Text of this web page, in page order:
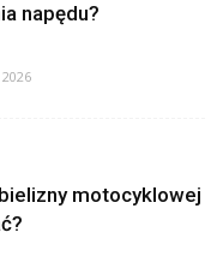
napędu?
motocyklowej